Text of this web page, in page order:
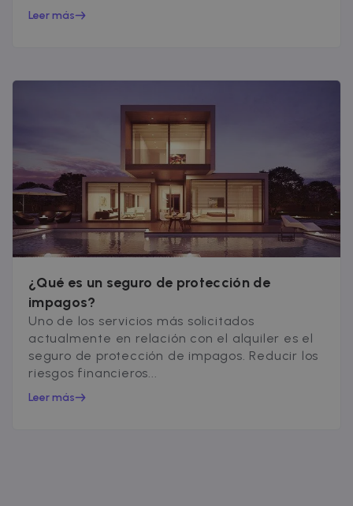
tranquilidad...
Leer más
¿Qué es un seguro de protección de
impagos?
Uno de los servicios más solicitados
actualmente en relación con el alquiler es el
seguro de protección de impagos. Reducir los
riesgos financieros...
Leer más